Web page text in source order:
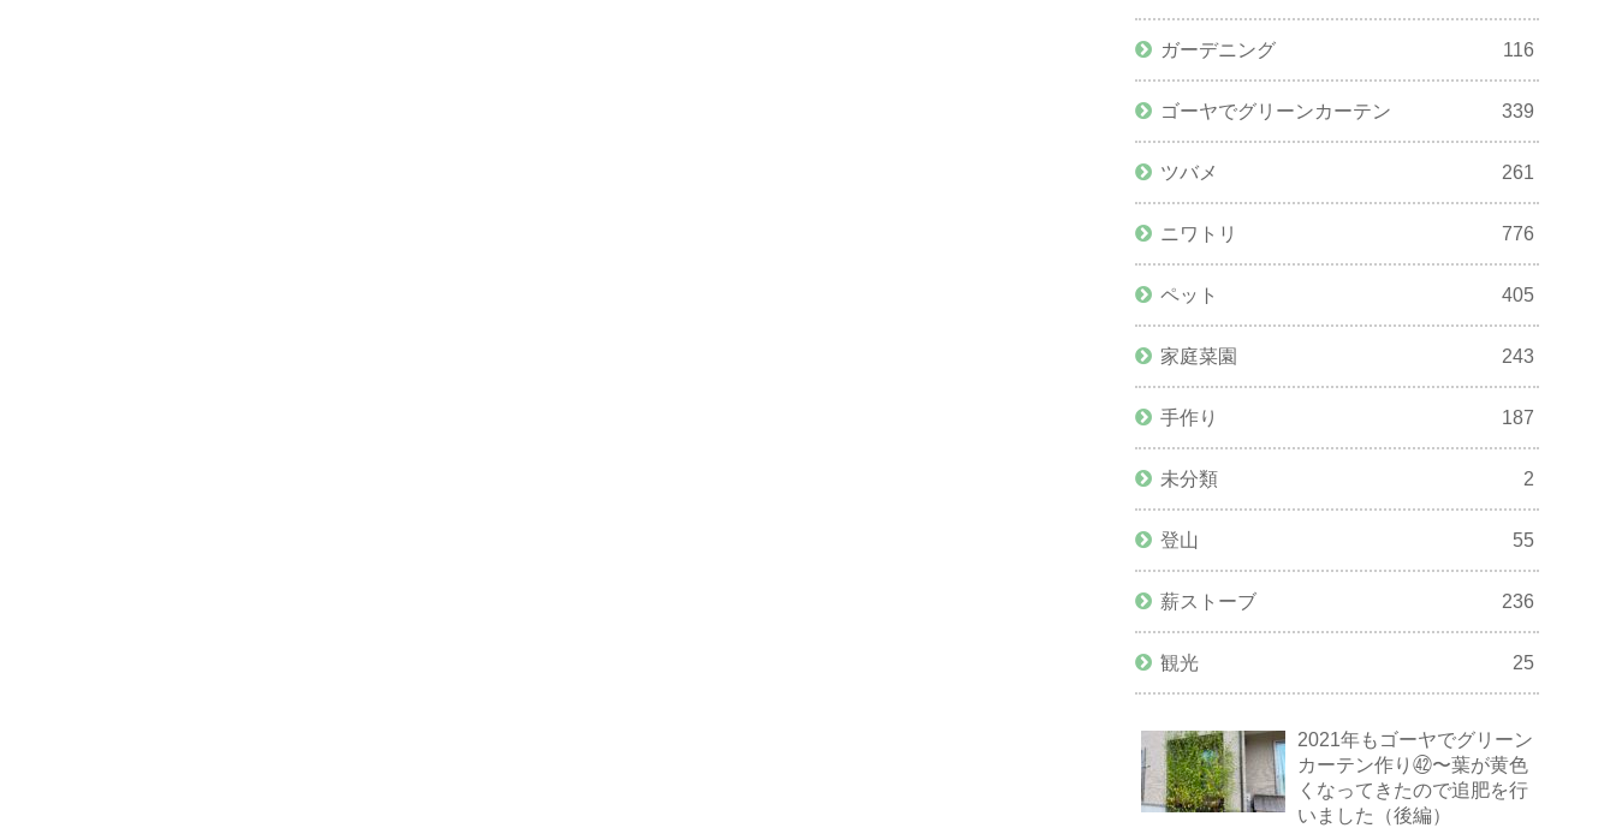
ガーデニング 116
ゴーヤでグリーンカーテン 339
ツバメ 261
ニワトリ 776
ペット 405
家庭菜園 243
手作り 187
未分類 2
登山 55
薪ストーブ 236
観光 25
2021年もゴーヤでグリーン
カーテン作り㊷〜葉が黄色
くなってきたので追肥を行
いました（後編）